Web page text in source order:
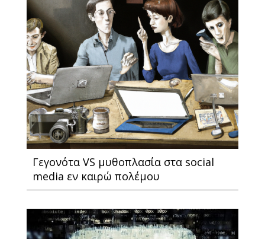
Γεγονότα VS μυθοπλασία στα social
media εν καιρώ πολέμου